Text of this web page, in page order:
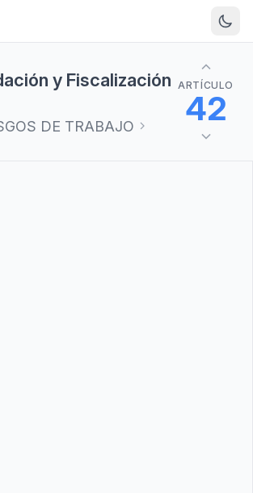
y Fiscalización
DE TRABAJO
ARTÍCULO
42